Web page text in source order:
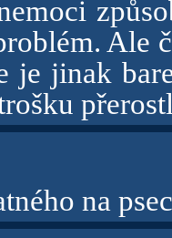
Ale
je jinak
na